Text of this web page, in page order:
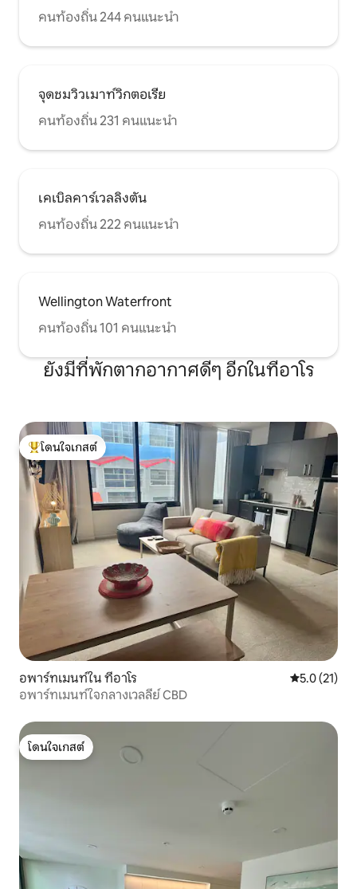
คนท้องถิ่น 244 คนแนะนำ
จุดชมวิวเมาท์วิกตอเรีย
คนท้องถิ่น 231 คนแนะนำ
เคเบิลคาร์เวลลิงตัน
คนท้องถิ่น 222 คนแนะนำ
Wellington Waterfront
คนท้องถิ่น 101 คนแนะนำ
ยังมีที่พักตากอากาศดีๆ อีกในทีอาโร
โดนใจเกสต์ที่สุด
โดนใจเกสต์
อพาร์ทเมนท์ใน ทีอาโร คะแนนเฉลี่ย
5.0 (21)
อพาร์ทเมนท์ใจกลางเวลลีย์ CBD
โดนใจเกสต์
โดนใจเกสต์